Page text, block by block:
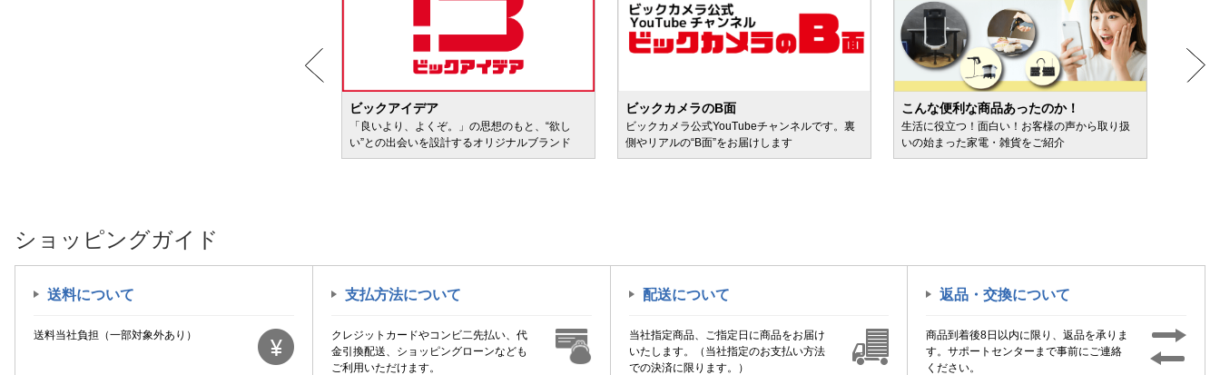
ビックアイデア
「良いより、よくぞ。」の思想のもと、“欲し
い”との出会いを設計するオリジナルブランド
ビックカメラのB面
ビックカメラ公式YouTubeチャンネルです。裏
側やリアルの“B面”をお届けします
こんな便利な商品あったのか！
生活に役立つ！面白い！お客様の声から取り扱
いの始まった家電・雑貨をご紹介
ショッピングガイド
送料について
送料当社負担（一部対象外あり）
支払方法について
クレジットカードやコンビ二先払い、代
金引換配送、ショッピングローンなども
ご利用いただけます。
配送について
当社指定商品、ご指定日に商品をお届け
いたします。（当社指定のお支払い方法
での決済に限ります。）
返品・交換について
商品到着後8日以内に限り、返品を承りま
す。サポートセンターまで事前にご連絡
ください。